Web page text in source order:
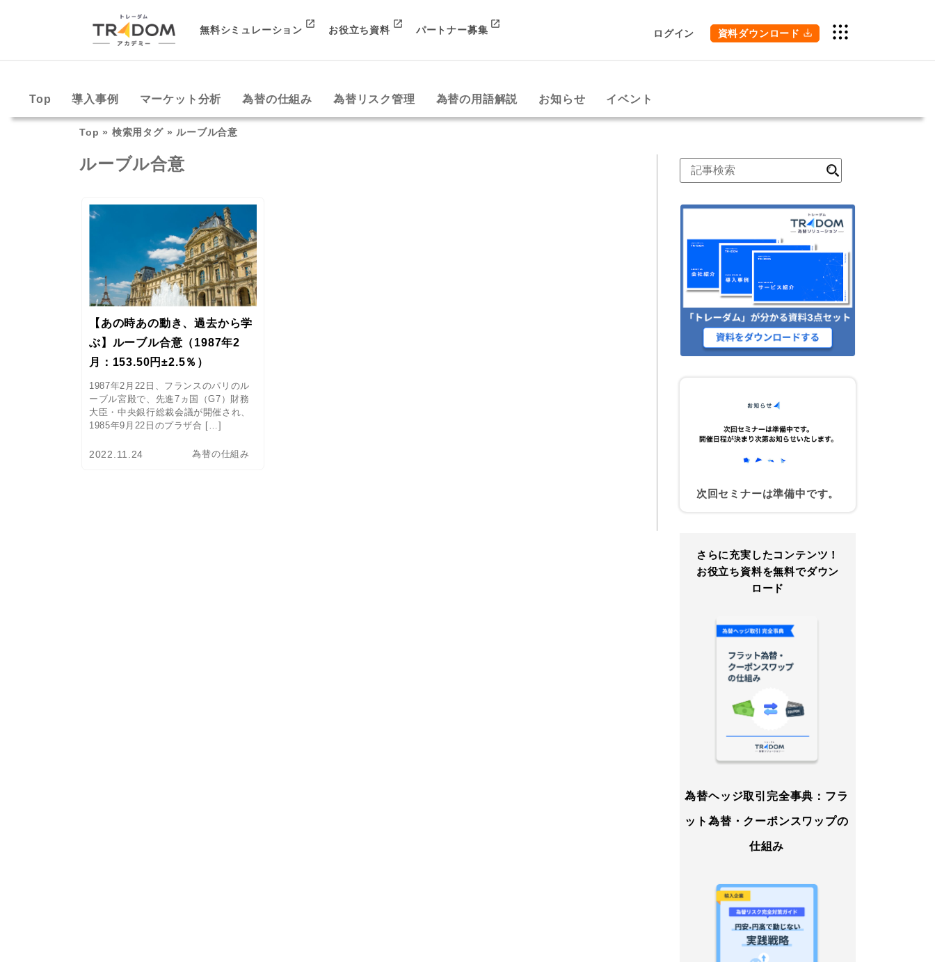
無料シミュレーション お役立ち資料 パートナー募集 ログイン 資料ダウンロード
Top 導入事例 マーケット分析 為替の仕組み 為替リスク管理 為替の用語解説 お知らせ イベント
Top » 検索用タグ» ルーブル合意
ルーブル合意
【あの時あの動き、過去から学
ぶ】ルーブル合意（1987年2
月：153.50円±2.5％）
1987年2月22日、フランスのパリのル
ーブル宮殿で、先進7ヵ国（G7）財務
大臣・中央銀行総裁会議が開催され、
1985年9月22日のプラザ合 […]
2022.11.24 為替の仕組み
索
次回セミナーは準備中です。
さらに充実したコンテンツ！
お役立ち資料を無料でダウン
ロード
為替ヘッジ取引完全事典：フラ
ット為替・クーポンスワップの
仕組み